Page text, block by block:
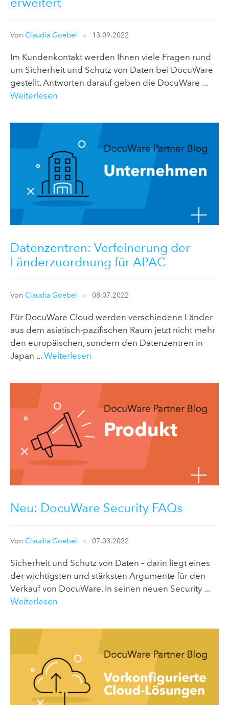
Von Claudia Goebel 13.09.2022
Im Kundenkontakt werden Ihnen viele Fragen rund
um Sicherheit und Schutz von Daten bei DocuWare
gestellt. Antworten darauf geben die DocuWare ...
Weiterlesen
Datenzentren: Verfeinerung der
Länderzuordnung für APAC
Von Claudia Goebel 08.07.2022
Für DocuWare Cloud werden verschiedene Länder
aus dem asiatisch-pazifischen Raum jetzt nicht mehr
den europäischen, sondern den Datenzentren in
Japan ... Weiterlesen
Neu: DocuWare Security FAQs
Von Claudia Goebel 07.03.2022
Sicherheit und Schutz von Daten – darin liegt eines
der wichtigsten und stärksten Argumente für den
Verkauf von DocuWare. In seinen neuen Security ...
Weiterlesen